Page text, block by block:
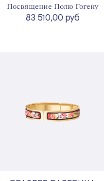
Посвящение Полю Гогену
83 510,00 руб